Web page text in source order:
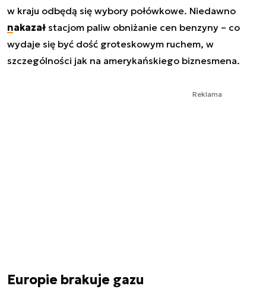
w kraju odbędą się wybory połówkowe. Niedawno
nakazałstacjom paliw obniżanie cen benzyny – co
wydaje się być dość groteskowym ruchem, w
szczególności jak na amerykańskiego biznesmena.
Reklama
Europie brakuje gazu